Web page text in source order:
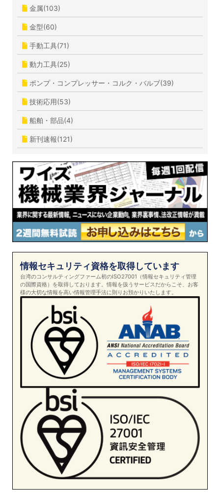
金属(103)
金型(60)
手動工具(71)
動力工具(25)
ポンプ・コンプレッサー・コルク・バルブ(39)
技術応用(53)
船舶・部品(4)
新刊速報(121)
情報セキュリティ資格を取得しています
台湾のコンサルティングファーム初のISO27001（情報セキュリティ管理
の国際資格）を取得しております。情報を扱うサービスだからこそ、お客
様の大切な情報を高い情報管理手法に則りお預かりいたします。